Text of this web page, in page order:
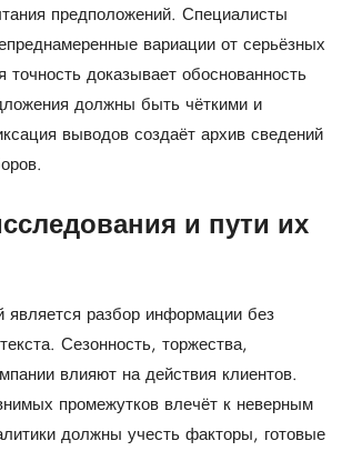
предположений. Специалисты
вариации от серьёзных
точность доказывает обоснованность
должны быть чёткими и
выводов создаёт архив сведений
и пути их
разбор информации без
Сезонность, торжества,
влияют на действия клиентов.
промежутков влечёт к неверным
должны учесть факторы, готовые